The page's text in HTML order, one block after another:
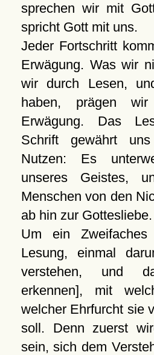
sprechen wir mit
spricht Gott mit uns.
Jeder Fortschritt
Erwägung. Was wir
wir durch Lesen,
haben, prägen
Erwägung. Das
Schrift gewährt
Nutzen: Es
unseres Geistes,
Menschen von den
ab hin zur Gottesliebe.
Um ein
Lesung, einmal
verstehen, und
erkennen], mit
welcher Ehrfurcht sie
soll. Denn zuerst
sein, sich dem